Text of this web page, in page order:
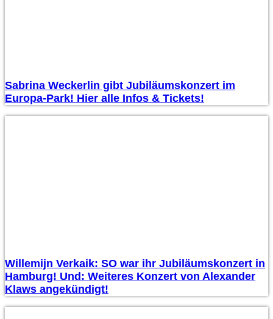
Sabrina Weckerlin gibt Jubiläumskonzert im
Europa-Park! Hier alle Infos & Tickets!
Willemijn Verkaik: SO war ihr Jubiläumskonzert in
Hamburg! Und: Weiteres Konzert von Alexander
Klaws angekündigt!